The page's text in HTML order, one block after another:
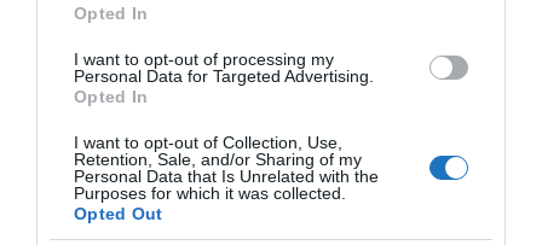
Opted In
I want to opt-out of processing my
Personal Data for Targeted Advertising.
Opted In
I want to opt-out of Collection, Use,
Retention, Sale, and/or Sharing of my
Personal Data that Is Unrelated with the
Purposes for which it was collected.
Opted Out
Macedónia és Trákia régióban
Tengerparti turizmus,
vallási turizmus és
régészeti turizmus.